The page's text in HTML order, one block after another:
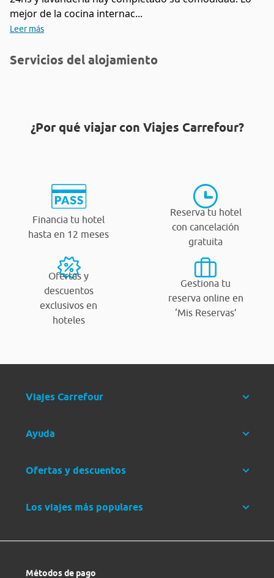
mejor de la cocina internac...
Leer más
Servicios del alojamiento
¿Por qué viajar con Viajes Carrefour?
Financia tu hotel
hasta en 12 meses
Reserva tu hotel
con cancelación
gratuita
Ofertas y
descuentos
exclusivos en
hoteles
Gestiona tu
reserva online en
‘Mis Reservas’
Viajes Carrefour
Ayuda
Ofertas y descuentos
Los viajes más populares
Métodos de pago